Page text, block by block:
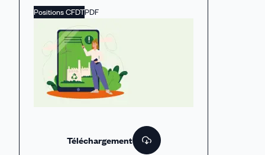
Positions CFDTPDF
Téléchargement